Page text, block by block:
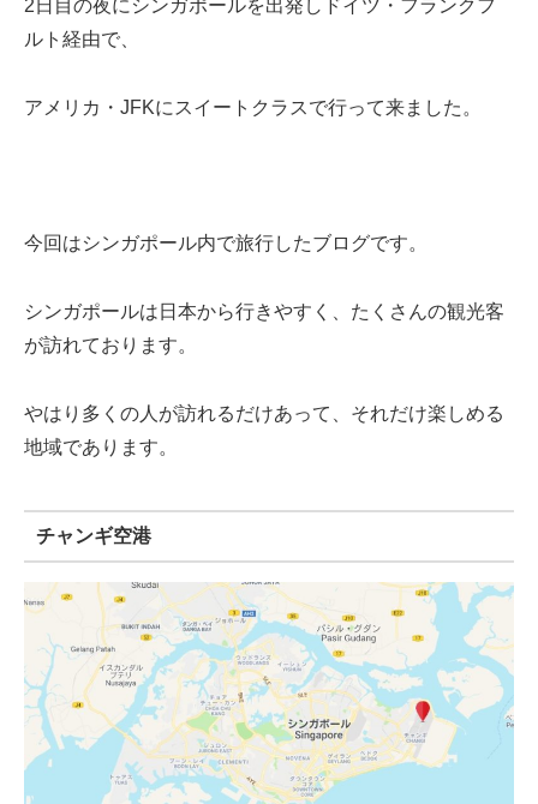
2日目の夜にシンガポールを出発しドイツ・フランクフ
ルト経由で、
アメリカ・JFKにスイートクラスで行って来ました。
今回はシンガポール内で旅行したブログです。
シンガポールは日本から行きやすく、たくさんの観光客
が訪れております。
やはり多くの人が訪れるだけあって、それだけ楽しめる
地域であります。
チャンギ空港